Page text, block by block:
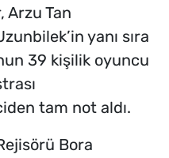
Arzu Tan
yanı sıra
39 kişilik oyuncu
tam not aldı.
Bora